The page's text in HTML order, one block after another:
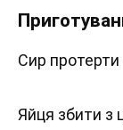
Сир
Яйця збити з